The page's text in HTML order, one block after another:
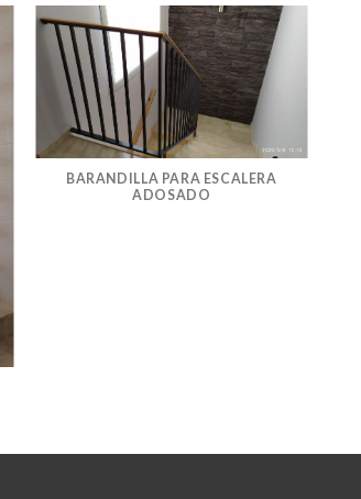
BARANDILLA PARA ESCALERA
ADOSADO